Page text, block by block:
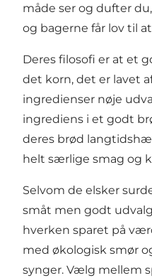
måde ser og dufter
og bagerne får lov til
Deres filosofi er at et
det korn, det er lavet
ingredienser nøje
ingrediens i et godt
deres brød
helt særlige smag og
Selvom de elsker
småt men godt
hverken sparet på
med økologisk smør
synger. Vælg mellem